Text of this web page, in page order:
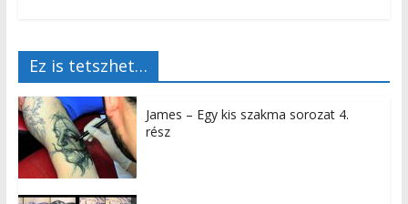
Ez is tetszhet…
James – Egy kis szakma sorozat 4.
rész